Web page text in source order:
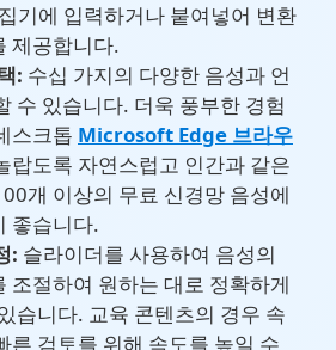
기에 입력하거나 붙여넣어 변환
제공합니다.
: 수십 가지의 다양한 음성과 언
수 있습니다. 더욱 풍부한 경험
스크톱 Microsoft Edge 브라우
랍도록 자연스럽고 인간과 같은
개 이상의 무료 신경망 음성에
좋습니다.
: 슬라이더를 사용하여 음성의
조절하여 원하는 대로 정확하게
습니다. 교육 콘텐츠의 경우 속
른 검토를 위해 속도를 높일 수